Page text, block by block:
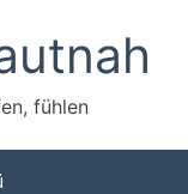
fühlen